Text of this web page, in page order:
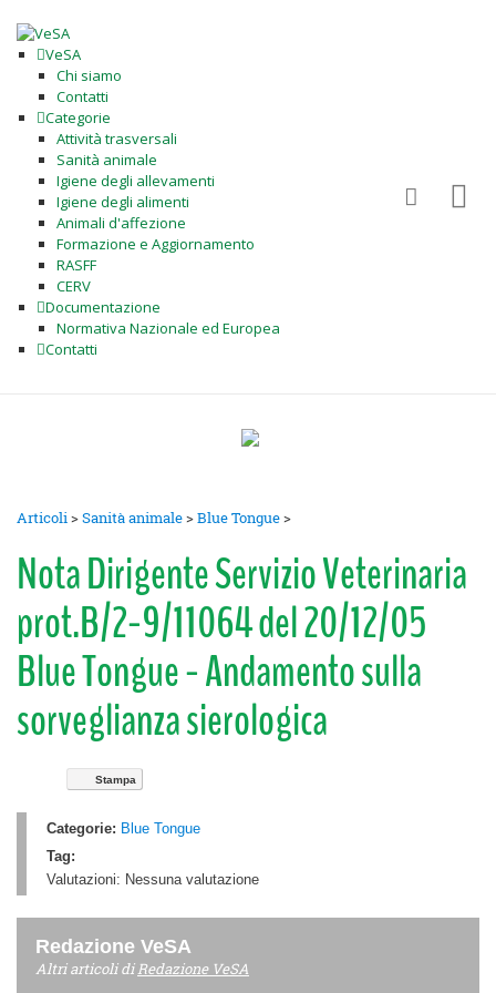
VeSA
Chi siamo
Contatti
Categorie
Attività trasversali
Sanità animale
Igiene degli allevamenti
Igiene degli alimenti
Animali d'affezione
Formazione e Aggiornamento
RASFF
CERV
Documentazione
Normativa Nazionale ed Europea
Contatti
Articoli>Sanità animale>Blue Tongue>
Nota Dirigente Servizio Veterinaria
prot.B/2-9/11064 del 20/12/05
Blue Tongue - Andamento sulla
sorveglianza sierologica
Stampa
Categorie: Blue Tongue
Tag:
Valutazioni: Nessuna valutazione
Redazione VeSA
Altri articoli diRedazione VeSA